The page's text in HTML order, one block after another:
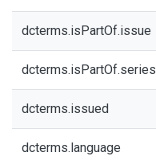
dcterms.isPartOf.issue
dcterms.isPartOf.series
dcterms.issued
dcterms.language